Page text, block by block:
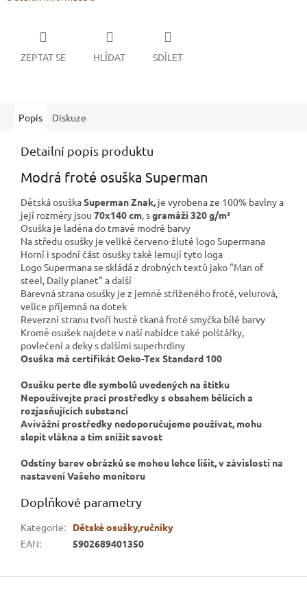
ZEPTAT SE HLÍDAT SDÍLET
Popis Diskuze
Detailní popis produktu
Modrá froté osuška Superman
Dětská osuškaSuperman Znak, je vyrobena ze 100% bavlny a
její rozměry jsou 70x140 cm, sgramáží 320 g/m²
Osuška je laděna do tmavě modré barvy
Na středu osušky je veliké červeno-žluté logo Supermana
Horní i spodní část osušky také lemují tyto loga
Logo Supermana se skládá z drobných textů jako "Man of
steel, Daily planet" a další
Barevná strana osušky je z jemně střiženého froté, velurová,
velice příjemná na dotek
Reverzní stranu tvoří hustě tkaná froté smyčka bílé barvy
Kromě osušek najdete v naší nabídce také polštářky,
povlečení a deky s dalšími superhrdiny
Osuška má certifikát Oeko-Tex Standard 100
Osušku perte dle symbolů uvedených na štítku
Nepoužívejte prací prostředky s obsahem bělících a
rozjasňujících substancí
Avivážní prostředky nedoporučujeme používat, mohu
slepit vlákna a tím snížit savost
Odstíny barev obrázků se mohou lehce lišit, v závislosti na
nastavení Vašeho monitoru
Doplňkové parametry
Kategorie:
Dětské osušky,ručníky
EAN: 5902689401350